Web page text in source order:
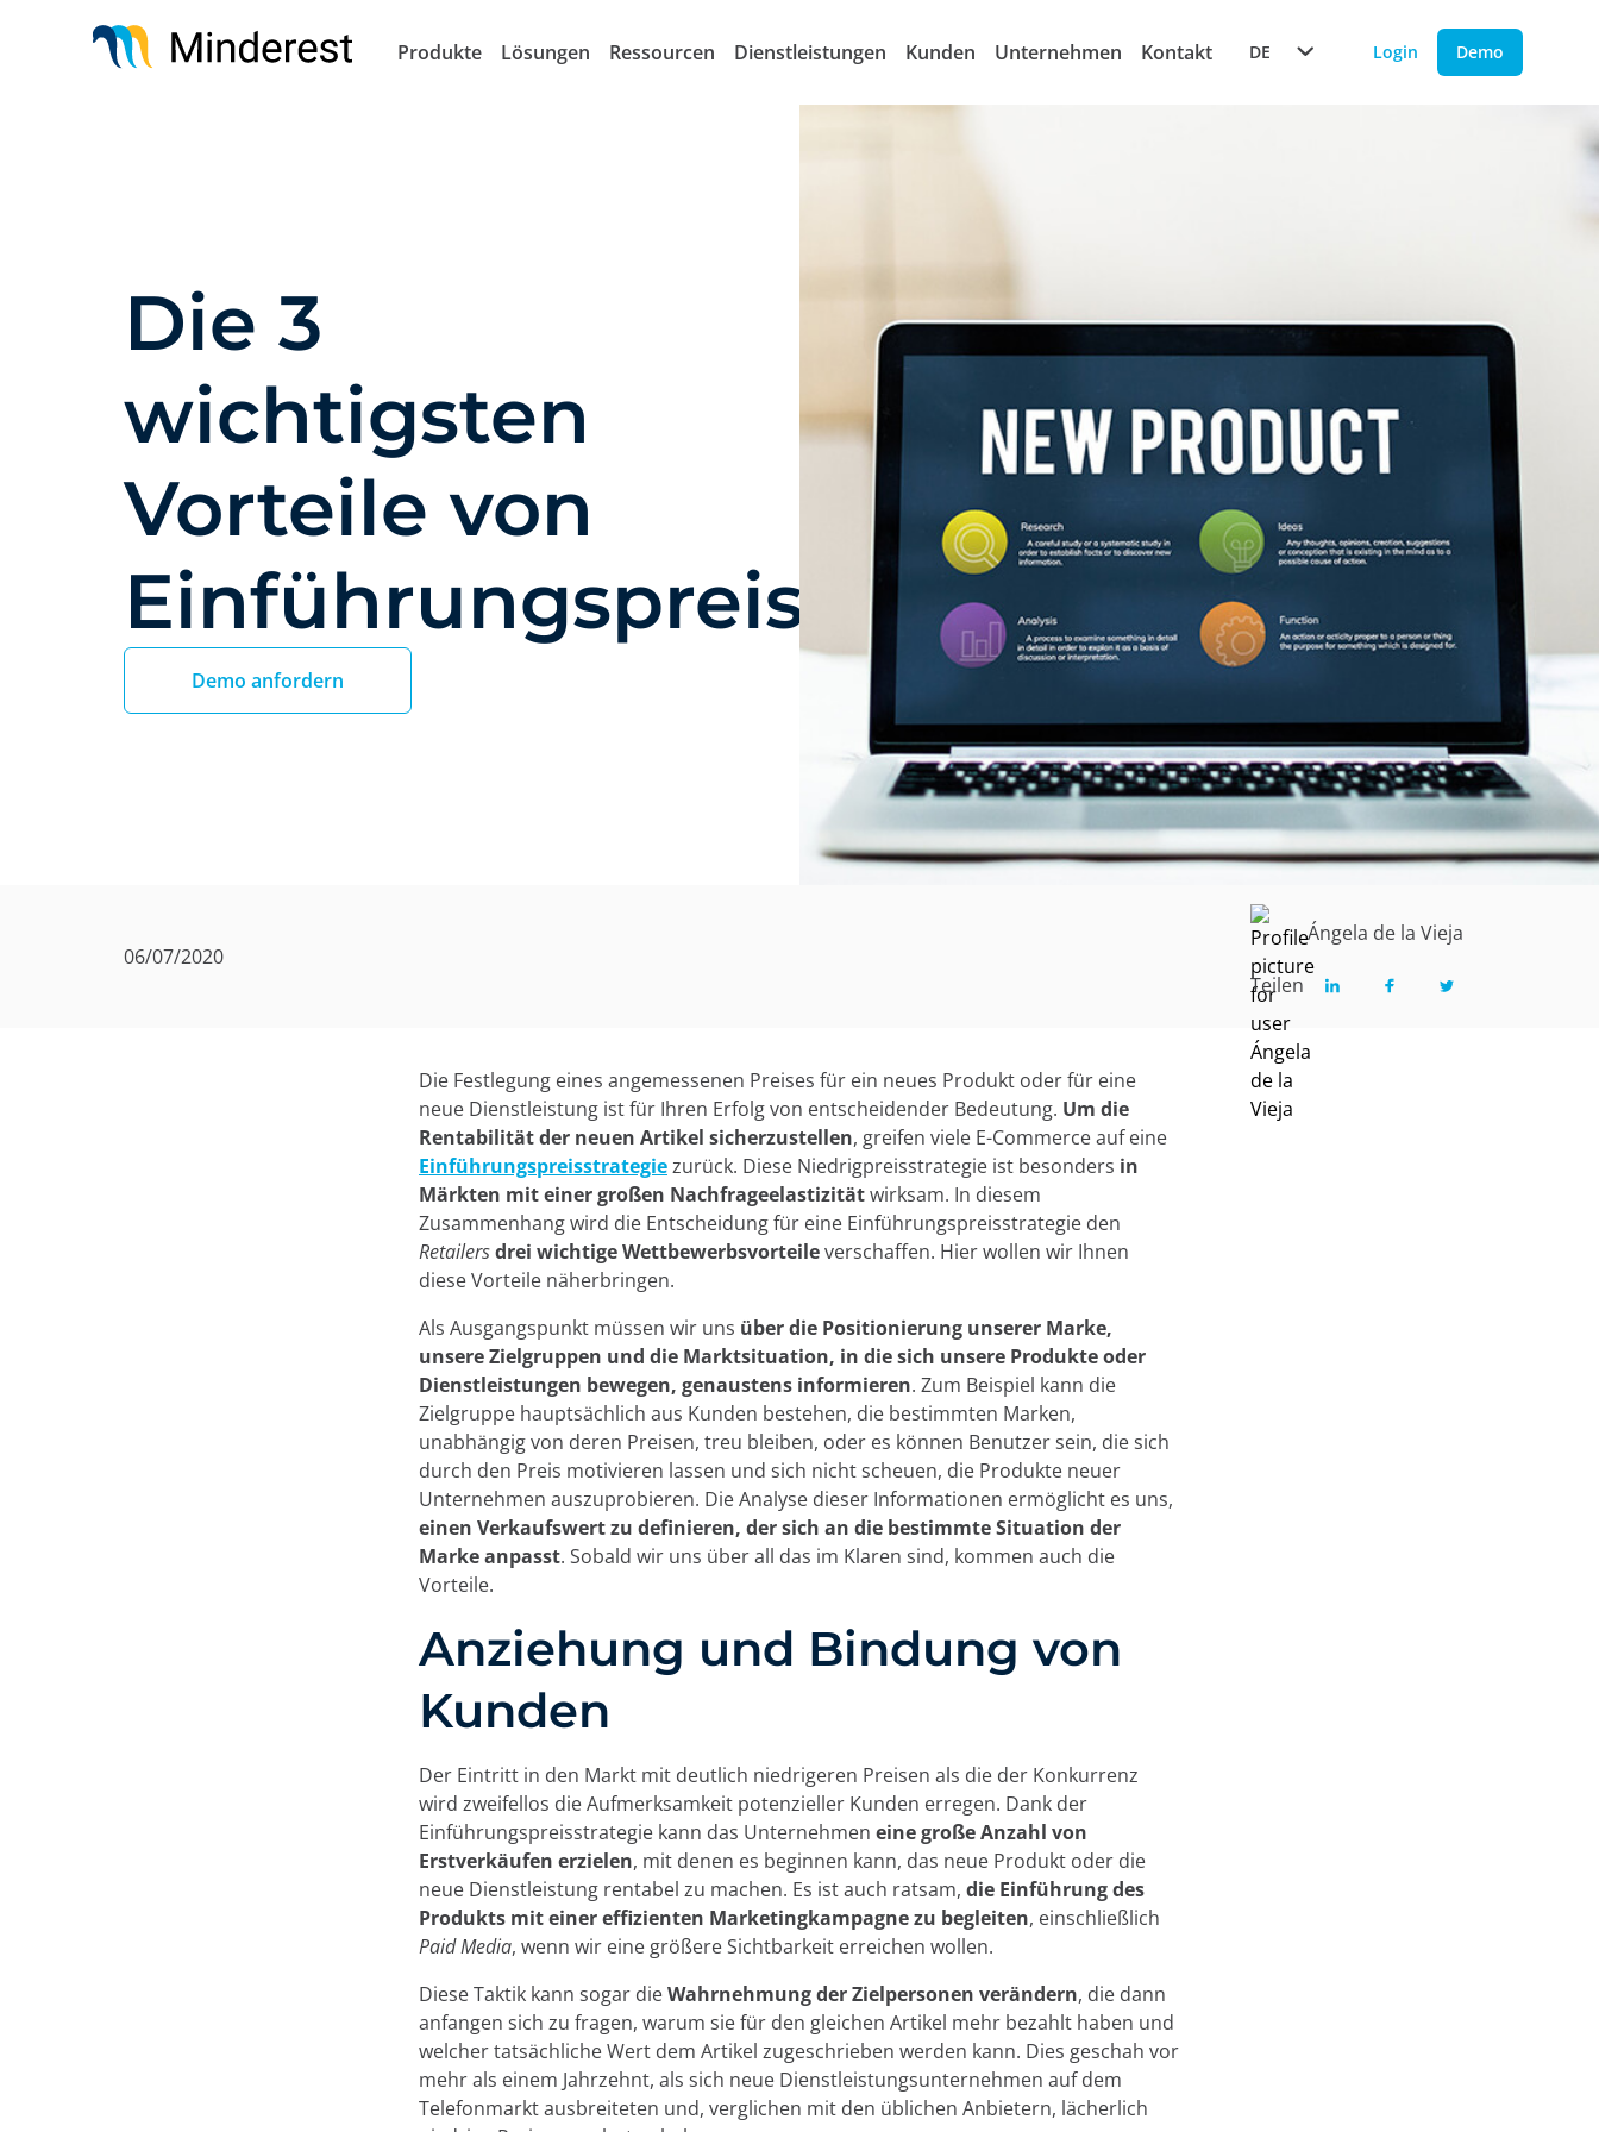
Produkte Lösungen Ressourcen Dienstleistungen Kunden Unternehmen Kontakt DE Login Demo
Die 3
wichtigsten
Vorteile von
Einführungspreisen
Demo anfordern
06/07/2020
Ángela de la Vieja
Teilen
Die Festlegung eines angemessenen Preises für ein neues Produkt oder für eine
neue Dienstleistung ist für Ihren Erfolg von entscheidender Bedeutung. Um die
Rentabilität der neuen Artikel sicherzustellen, greifen viele E-Commerce auf eine
Einführungspreisstrategiezurück. Diese Niedrigpreisstrategie ist besonders in
Märkten mit einer großen Nachfrageelastizitätwirksam. In diesem
Zusammenhang wird die Entscheidung für eine Einführungspreisstrategie den
Retailersdrei wichtige Wettbewerbsvorteileverschaffen. Hier wollen wir Ihnen
diese Vorteile näherbringen.
Als Ausgangspunkt müssen wir uns über die Positionierung unserer Marke,
unsere Zielgruppen und die Marktsituation, in die sich unsere Produkte oder
Dienstleistungen bewegen, genaustens informieren. Zum Beispiel kann die
Zielgruppe hauptsächlich aus Kunden bestehen, die bestimmten Marken,
unabhängig von deren Preisen, treu bleiben, oder es können Benutzer sein, die sich
durch den Preis motivieren lassen und sich nicht scheuen, die Produkte neuer
Unternehmen auszuprobieren. Die Analyse dieser Informationen ermöglicht es uns,
einen Verkaufswert zu definieren, der sich an die bestimmte Situation der
Marke anpasst. Sobald wir uns über all das im Klaren sind, kommen auch die
Vorteile.
Anziehung und Bindung von
Kunden
Der Eintritt in den Markt mit deutlich niedrigeren Preisen als die der Konkurrenz
wird zweifellos die Aufmerksamkeit potenzieller Kunden erregen. Dank der
Einführungspreisstrategie kann das Unternehmen eine große Anzahl von
Erstverkäufen erzielen, mit denen es beginnen kann, das neue Produkt oder die
neue Dienstleistung rentabel zu machen. Es ist auch ratsam, die Einführung des
Produkts mit einer effizienten Marketingkampagne zu begleiten, einschließlich
Paid Media, wenn wir eine größere Sichtbarkeit erreichen wollen.
Diese Taktik kann sogar dieWahrnehmung der Zielpersonen verändern, die dann
anfangen sich zu fragen, warum sie für den gleichen Artikel mehr bezahlt haben und
welcher tatsächliche Wert dem Artikel zugeschrieben werden kann. Dies geschah vor
mehr als einem Jahrzehnt, als sich neue Dienstleistungsunternehmen auf dem
Telefonmarkt ausbreiteten und, verglichen mit den üblichen Anbietern, lächerlich